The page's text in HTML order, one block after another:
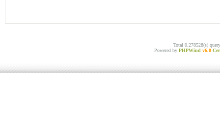
Total 0.278528(s)
Powered by PHPWind v6.0